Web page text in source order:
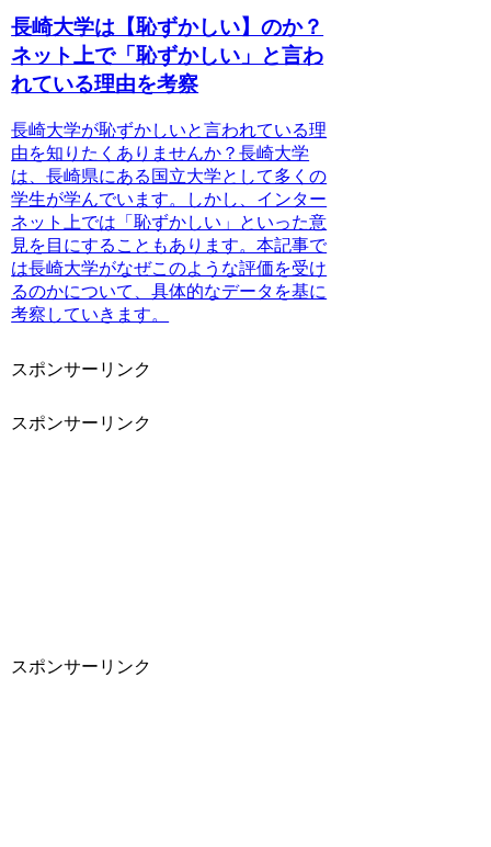
長崎大学は【恥ずかしい】のか？
ネット上で「恥ずかしい」と言わ
れている理由を考察
長崎大学が恥ずかしいと言われている理
由を知りたくありませんか？長崎大学
は、長崎県にある国立大学として多くの
学生が学んでいます。しかし、インター
ネット上では「恥ずかしい」といった意
見を目にすることもあります。本記事で
は長崎大学がなぜこのような評価を受け
るのかについて、具体的なデータを基に
考察していきます。
スポンサーリンク
スポンサーリンク
スポンサーリンク